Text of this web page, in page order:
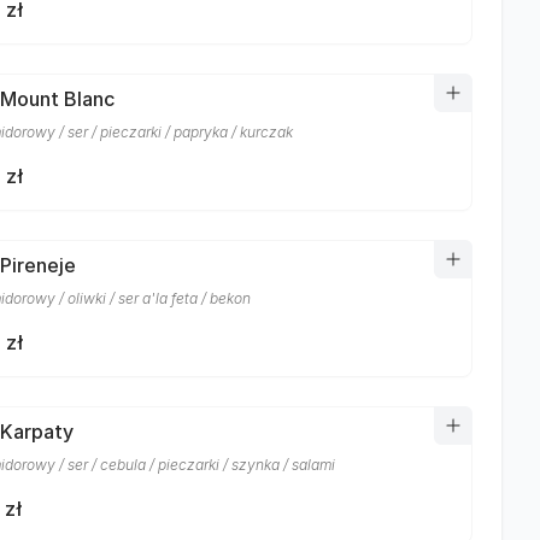
Blanc
/ ser / pieczarki / papryka / kurczak
/ oliwki / ser a'la feta / bekon
/ ser / cebula / pieczarki / szynka / salami